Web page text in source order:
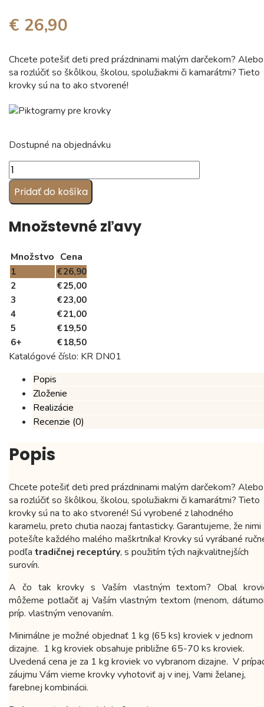
€ 26,90
Chcete potešiť deti pred prázdninami malým darčekom? Alebo
sa rozlúčiť so škôlkou, školou, spolužiakmi či kamarátmi? Tieto
krovky sú na to ako stvorené!
Dostupné na objednávku
množstvo
Krovky
na
koniec
školského
roka,
DN01
(1
kg)
Pridať do košíka
Množstevné zľavy
Množstvo Cena
1 €26,90
2
€25,00
3
€23,00
4
€21,00
5
€19,50
6+
€18,50
Katalógové číslo: KR DN01
Popis
Zloženie
Realizácie
Recenzie (0)
Popis
Chcete potešiť deti pred prázdninami malým darčekom? Alebo
sa rozlúčiť so škôlkou, školou, spolužiakmi či kamarátmi? Tieto
krovky sú na to ako stvorené! Sú vyrobené z lahodného
karamelu, preto chutia naozaj fantasticky. Garantujeme, že nimi
potešíte každého malého maškrtníka! Krovky sú vyrábané
podľa tradičnej receptúry, s použitím tých najkvalitnejších
surovín.
A čo tak krovky s Vaším vlastným textom? Obal
môžeme potlačiť aj Vaším vlastným textom (menom,
príp. vlastným venovaním.
Minimálne je možné objednať 1 kg (65 ks) kroviek v jednom
dizajne. 1 kg kroviek obsahuje približne 65-70 ks kroviek.
Uvedená cena je za 1 kg kroviek vo vybranom dizajne. V
záujmu Vám vieme krovky vyhotoviť aj v inej, Vami želanej,
farebnej kombinácii.